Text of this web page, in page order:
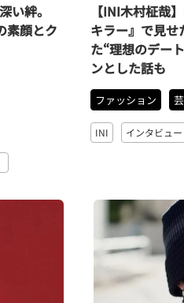
い絆。
素顔とク
【INI木村柾哉
キラー』で見せ
た“理想のデー
ンとした話も
ファッション
INI インタビュー